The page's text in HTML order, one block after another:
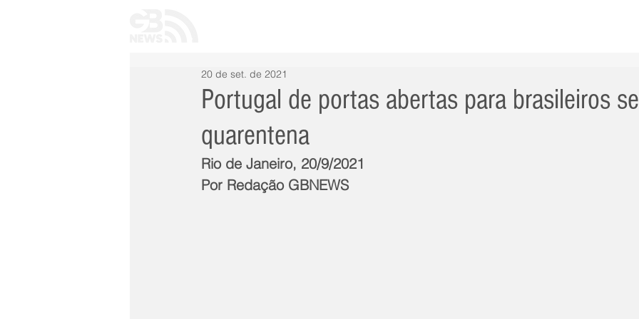
Portugal de portas abertas para brasileiros
quarentena
20 de set. de 2021
Rio de Janeiro, 20/9/2021
Por Redação GBNEWS